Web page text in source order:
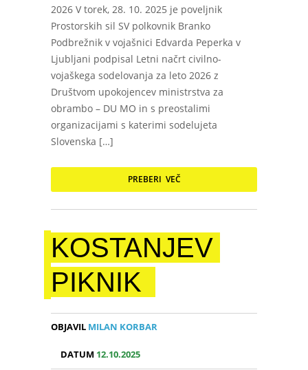
2026 V torek, 28. 10. 2025 je poveljnik
Prostorskih sil SV polkovnik Branko
Podbrežnik v vojašnici Edvarda Peperka v
Ljubljani podpisal Letni načrt civilno-
vojaškega sodelovanja za leto 2026 z
Društvom upokojencev ministrstva za
obrambo – DU MO in s preostalimi
organizacijami s katerimi sodelujeta
Slovenska […]
PREBERI VEČ
KOSTANJEV
PIKNIK
OBJAVIL MILAN KORBAR
DATUM 12.10.2025